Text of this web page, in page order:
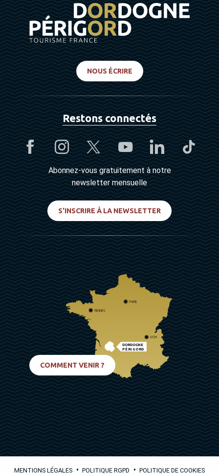
NOUS ÉCRIRE
Restons connectés
Abonnez-vous gratuitement à notre
newsletter mensuelle
S'INSCRIRE À LA NEWSLETTER
DORDOGNE
PÉRIGORD
PARIS
RENNES
LYON
COMMENT VENIR ?
MENTIONS LÉGALES • POLITIQUE RGPD • POLITIQUE DE COOKIES